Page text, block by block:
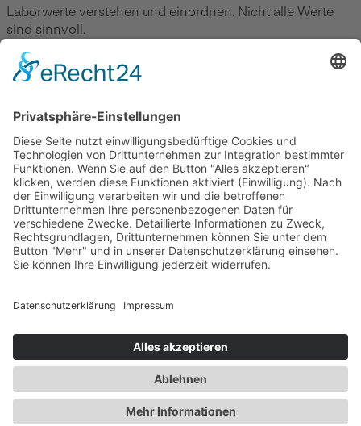
Laborwerte verstehen und einordnen. Nicht alle Werte
sind sinnvoll.
Zum Beitrag
Gesundheit
Die Abnehmspritze und ihre Nebenwirkungen
Mit Ozempic mühelos zum Wunschgewicht? Lieber nicht